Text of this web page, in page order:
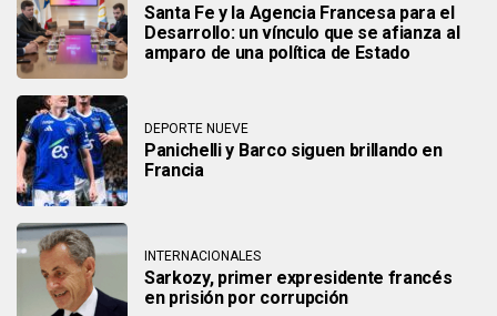
Santa Fe y la Agencia Francesa para el
Desarrollo: un vínculo que se afianza al
amparo de una política de Estado
DEPORTE NUEVE
Panichelli y Barco siguen brillando en
Francia
INTERNACIONALES
Sarkozy, primer expresidente francés
en prisión por corrupción